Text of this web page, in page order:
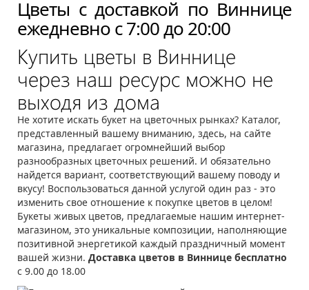
Цветы с доставкой по Виннице
ежедневно с 7:00 до 20:00
Купить цветы в Виннице
через наш ресурс можно не
выходя из дома
Не хотите искать букет на цветочных рынках? Каталог,
представленный вашему вниманию, здесь, на сайте
магазина, предлагает огромнейший выбор
разнообразных цветочных решений. И обязательно
найдется вариант, соответствующий вашему поводу и
вкусу! Воспользоваться данной услугой один раз - это
изменить свое отношение к покупке цветов в целом!
Букеты живых цветов, предлагаемые нашим интернет-
магазином, это уникальные композиции, наполняющие
позитивной энергетикой каждый праздничный момент
вашей жизни. Доставка цветов в Виннице бесплатно
с 9.00 до 18.00